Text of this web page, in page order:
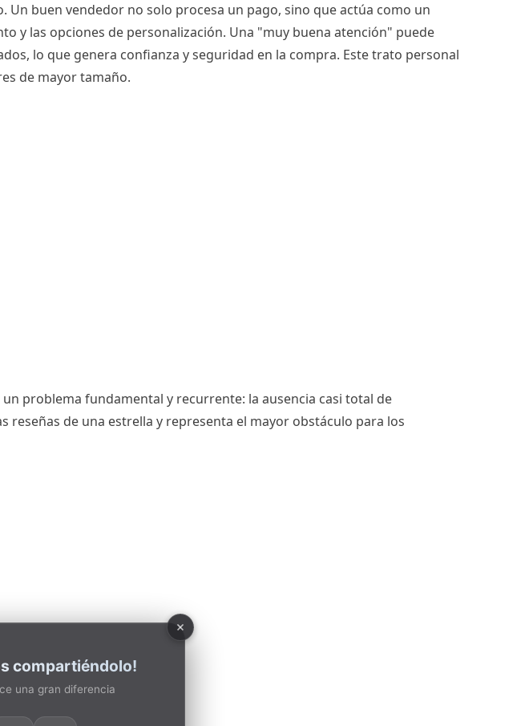
buen vendedor no solo procesa un pago, sino que actúa como un
y las opciones de personalización. Una "muy buena atención" puede
lo que genera confianza y seguridad en la compra. Este trato personal
de mayor tamaño.
problema fundamental y recurrente: la ausencia casi total de
reseñas de una estrella y representa el mayor obstáculo para los
compartiéndolo!
una gran diferencia